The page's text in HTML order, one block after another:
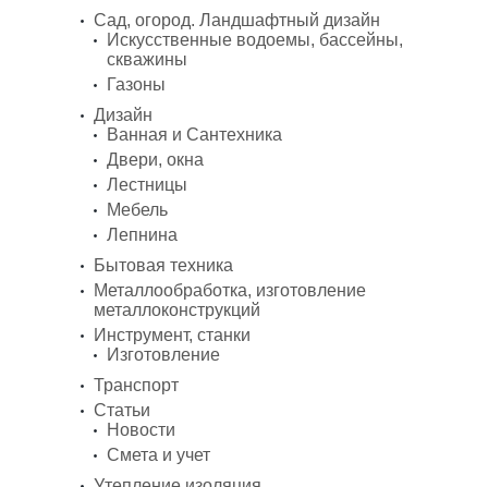
Сад, огород. Ландшафтный дизайн
Искусственные водоемы, бассейны,
скважины
Газоны
Дизайн
Ванная и Сантехника
Двери, окна
Лестницы
Мебель
Лепнина
Бытовая техника
Металлообработка, изготовление
металлоконструкций
Инструмент, станки
Изготовление
Транспорт
Статьи
Новости
Смета и учет